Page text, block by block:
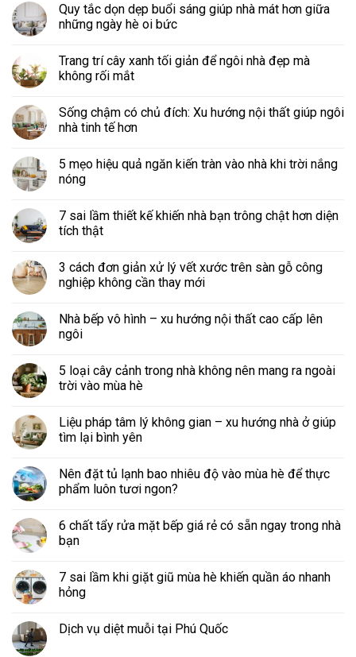
Quy tắc dọn dẹp buổi sáng giúp nhà mát hơn giữa
những ngày hè oi bức
Trang trí cây xanh tối giản để ngôi nhà đẹp mà
không rối mắt
Sống chậm có chủ đích: Xu hướng nội thất giúp ngôi
nhà tinh tế hơn
5 mẹo hiệu quả ngăn kiến tràn vào nhà khi trời nắng
nóng
7 sai lầm thiết kế khiến nhà bạn trông chật hơn diện
tích thật
3 cách đơn giản xử lý vết xước trên sàn gỗ công
nghiệp không cần thay mới
Nhà bếp vô hình – xu hướng nội thất cao cấp lên
ngôi
5 loại cây cảnh trong nhà không nên mang ra ngoài
trời vào mùa hè
Liệu pháp tâm lý không gian – xu hướng nhà ở giúp
tìm lại bình yên
Nên đặt tủ lạnh bao nhiêu độ vào mùa hè để thực
phẩm luôn tươi ngon?
6 chất tẩy rửa mặt bếp giá rẻ có sẵn ngay trong nhà
bạn
7 sai lầm khi giặt giũ mùa hè khiến quần áo nhanh
hỏng
Dịch vụ diệt muỗi tại Phú Quốc